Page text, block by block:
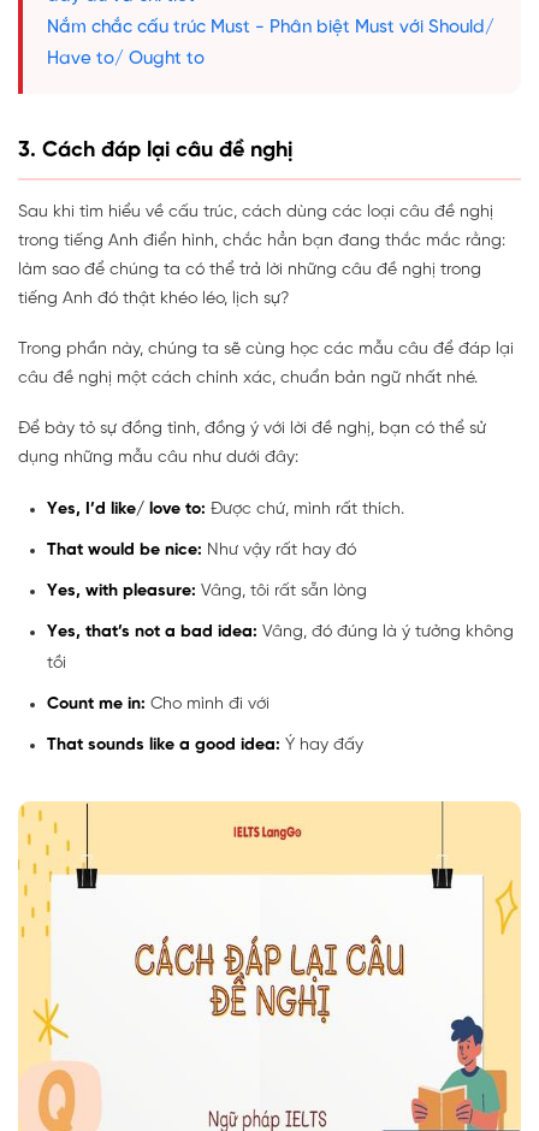
Nắm chắc cấu trúc Must - Phân biệt Must với Should/
Have to/ Ought to
3. Cách đáp lại câu đề nghị
Sau khi tìm hiểu về cấu trúc, cách dùng các loại câu đề nghị
trong tiếng Anh điển hình, chắc hẳn bạn đang thắc mắc rằng:
làm sao để chúng ta có thể trả lời những câu đề nghị trong
tiếng Anh đó thật khéo léo, lịch sự?
Trong phần này, chúng ta sẽ cùng học các mẫu câu để đáp lại
câu đề nghị một cách chính xác, chuẩn bản ngữ nhất nhé.
Để bày tỏ sự đồng tình, đồng ý với lời đề nghị, bạn có thể sử
dụng những mẫu câu như dưới đây:
Yes, I’d like/ love to: Được chứ, mình rất thích.
That would be nice: Như vậy rất hay đó
Yes, with pleasure: Vâng, tôi rất sẵn lòng
Yes, that’s not a bad idea: Vâng, đó đúng là ý tưởng không
tồi
Count me in: Cho mình đi với
That sounds like a good idea: Ý hay đấy